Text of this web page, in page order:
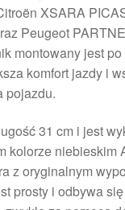
XSARA
Peugeot
montowany jest
komfort jazdy i
pojazdu.
31 cm i jest
kolorze niebieskim
z oryginalnym
prosty i odbywa